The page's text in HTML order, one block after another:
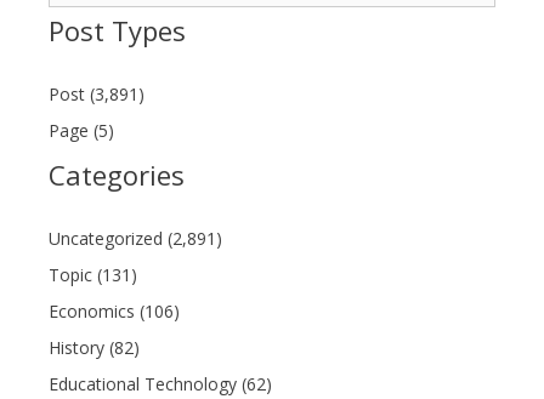
Post Types
Post (3,891)
Page (5)
Categories
Uncategorized (2,891)
Topic (131)
Economics (106)
History (82)
Educational Technology (62)